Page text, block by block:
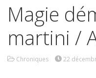
Magie
martini /
Chroniques 22